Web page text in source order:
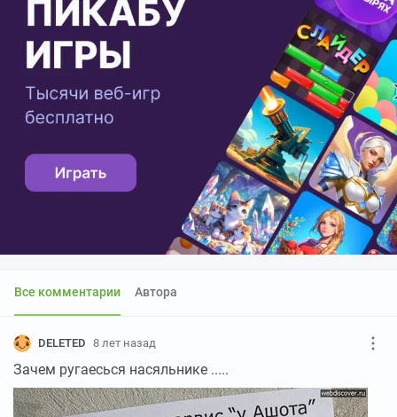
Все комментарии Автора
DELETED 8 лет назад
Зачем ругаесься насяльнике .....